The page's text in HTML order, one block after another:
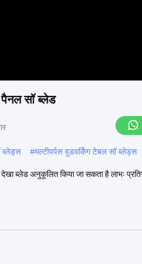
सॉ ब्लेड
ब्लेड्स #मल्टीपर्पस वुडवर्किंग टेबल सॉ ब्लेड्स
ब्लेड अनुकूलित किया जा सकता है लाभः